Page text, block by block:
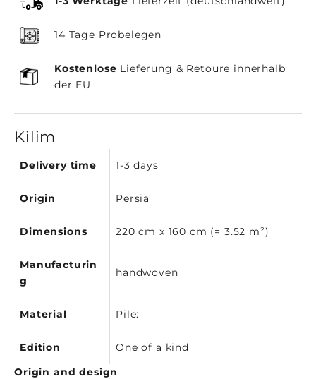
14 Tage Probelegen
Kostenlose Lieferung & Retoure innerhalb
der EU
Kilim
Delivery time 1-3 days
Origin Persia
Dimensions 220 cm x 160 cm (= 3.52 m²)
Manufacturin
g
handwoven
Material Pile:
Edition
One of a kind
Origin and design